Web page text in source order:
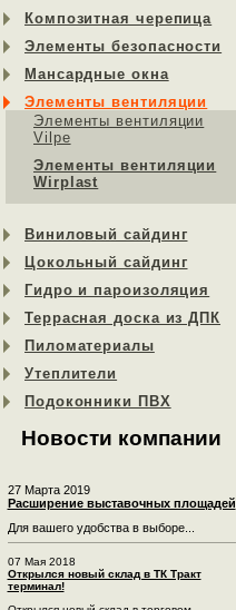
Композитная черепица
Элементы безопасности
Мансардные окна
Элементы вентиляции
Элементы вентиляции
Vilpe
Элементы вентиляции
Wirplast
Виниловый сайдинг
Цокольный сайдинг
Гидро и пароизоляция
Террасная доска из ДПК
Пиломатериалы
Утеплители
Подоконники ПВХ
Новости компании
27 Марта 2019
Расширение выставочных площадей
Для вашего удобства в выборе...
07 Мая 2018
Открылся новый склад в ТК Тракт
терминал!